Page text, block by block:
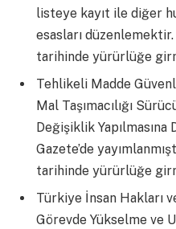
listeye kayıt ile diğer
esasları
tarihinde yürürlüğe
Tehlikeli Madde
Mal Taşımacılığı
Değişiklik
Gazete’de
tarihinde yürürlüğe
Türkiye İnsan Hakları
Görevde Yükselme ve